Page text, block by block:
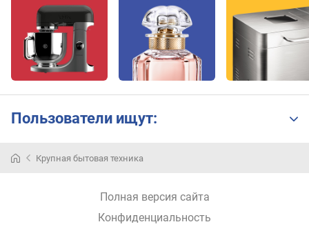
Пользователи ищут:
Крупная бытовая техника
Полная версия сайта
Конфиденциальность